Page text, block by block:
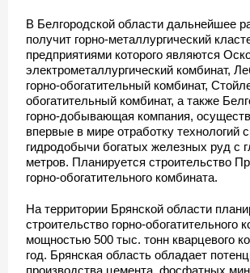
В Белгородской области дальнейшее
получит горно-металлургический
предприятиями которого являются
электрометаллургический комбинат,
горно-обогатительный комбинат,
обогатительный комбинат, а также
горно-добывающая компания,
впервые в мире отработку технологий
гидродобычи богатых железных руд с
метров. Планируется строительство
горно-обогатительного комбината.
На территории Брянской области
строительство горно-обогатительного
мощностью 500 тыс. тонн кварцевого
год. Брянская область обладает
производства цемента, фосфатных